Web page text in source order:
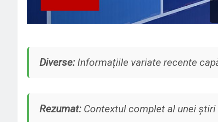
Diverse:Informațiile variate recente
Rezumat:Contextul complet al unei știri